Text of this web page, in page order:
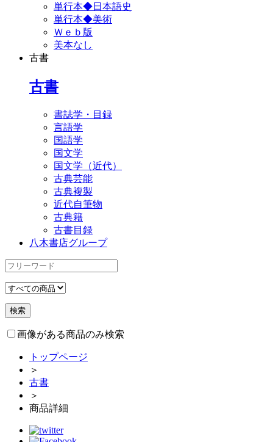
単行本◆日本語史
単行本◆美術
Ｗｅｂ版
美本なし
古書
古書
書誌学・目録
言語学
国語学
国文学
国文学（近代）
古典芸能
古典複製
近代自筆物
古典籍
古書目録
八木書店グループ
画像がある商品のみ検索
トップページ
＞
古書
＞
商品詳細